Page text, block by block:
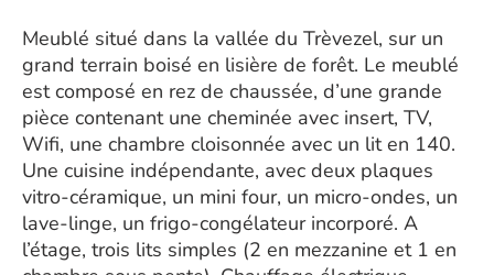
Meublé situé dans la vallée du Trèvezel, sur un
grand terrain boisé en lisière de forêt. Le meublé
est composé en rez de chaussée, d’une grande
pièce contenant une cheminée avec insert, TV,
Wifi, une chambre cloisonnée avec un lit en 140.
Une cuisine indépendante, avec deux plaques
vitro-céramique, un mini four, un micro-ondes, un
lave-linge, un frigo-congélateur incorporé. A
l’étage, trois lits simples (2 en mezzanine et 1 en